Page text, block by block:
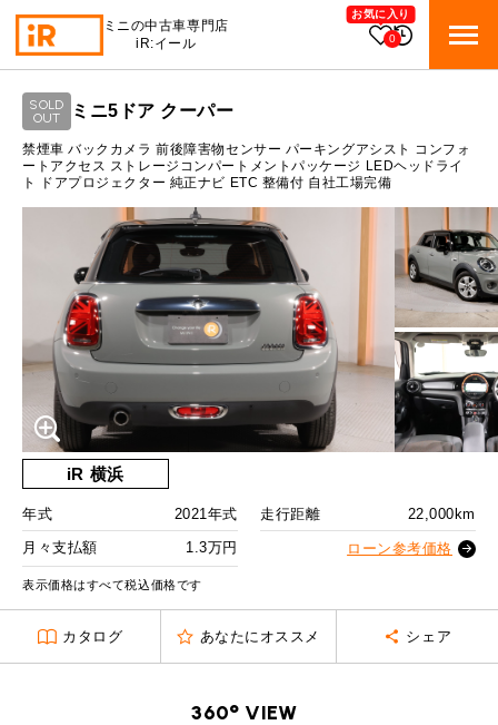
ミニの中古車専門店
iR:イール
お気に入り
0
BMW MINI BMWミニ 在庫検索
ROVER MINI ローバーミニ 在庫検索
買取
TOP
iRの買取が他社よりも高い理由
売却手順
必要書類
iRで愛車を売却されたお客様の声
BMWミニ買取査定依頼
ローバーミニ買取査定依頼
MAINTENANCE メンテナンス
TOP
BMWミニ メンテナンス
ローバーミニ メンテナンス
最近の修理実績
BLOG & MEDIA
TOP
スタッフブログ
User's Voice 購入者様の声
Movie
MINI KNOWLEDGE ミニナレッジ
BMWミニナレッジ
ローバーミニナレッジ
ABOUT iR iRについて
会社概要
MAP
RECRUIT 採用情報
営業時間
10:00～18:00
定休日
月曜日（祝日の場合は火曜日）
月々支払額
307.2 万円
50 万円
支払回数 84 回
ボーナス支払回数/年
内訳
2回目以降 18,900 円
ボーナス月追加額 円
残価ローンの場合
SOLD
OUT
ミニ5ドア クーパー
禁煙車 バックカメラ 前後障害物センサー パーキングアシスト コンフォ
ートアクセス ストレージコンパートメントパッケージ LEDヘッドライ
ト ドアプロジェクター 純正ナビ ETC 整備付 自社工場完備
iR 横浜
年式 2021年式 走行距離
22,000km
月々支払額
1.3万円 ローン参考価格
表示価格はすべて税込価格です
カタログ あなたにオススメ シェア
360° VIEW